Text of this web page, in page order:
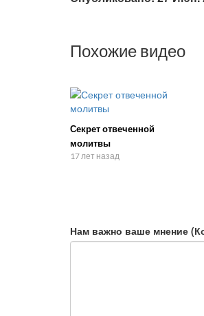
Похожие видео
Секрет отвеченной
молитвы
17 лет назад
Нам важно ваше мнение